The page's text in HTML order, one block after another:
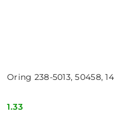
Oring 238-5013, 50458,
Cena:
1.33